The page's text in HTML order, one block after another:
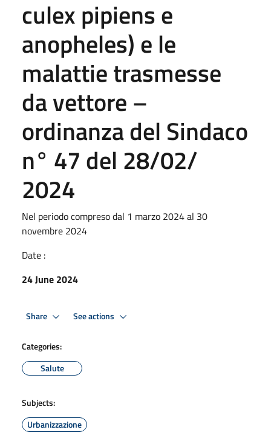
culex pipiens e
anopheles) e le
malattie trasmesse
da vettore –
ordinanza del Sindaco
n° 47 del 28/02/
2024
Nel periodo compreso dal 1 marzo 2024 al 30
novembre 2024
Date :
24 June 2024
Share See actions
Categories:
Salute
Subjects:
Urbanizzazione